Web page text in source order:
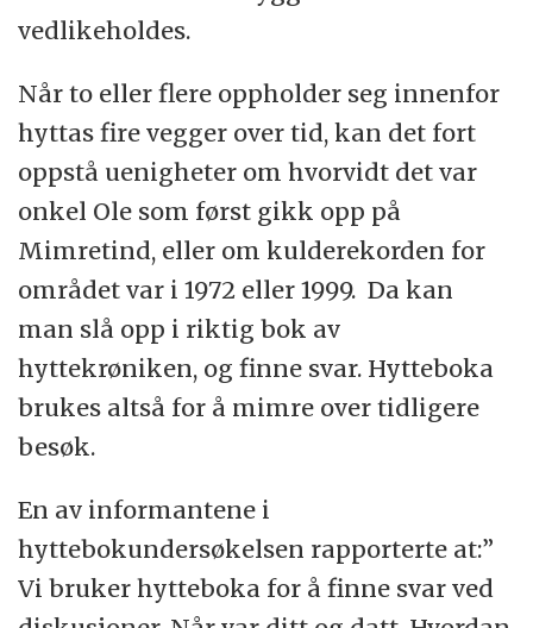
vedlikeholdes.
Når to eller flere oppholder seg innenfor
hyttas fire vegger over tid, kan det fort
oppstå uenigheter om hvorvidt det var
onkel Ole som først gikk opp på
Mimretind, eller om kulderekorden for
området var i 1972 eller 1999. Da kan
man slå opp i riktig bok av
hyttekrøniken, og finne svar. Hytteboka
brukes altså for å mimre over tidligere
besøk.
En av informantene i
hyttebokundersøkelsen rapporterte at:”
Vi bruker hytteboka for å finne svar ved